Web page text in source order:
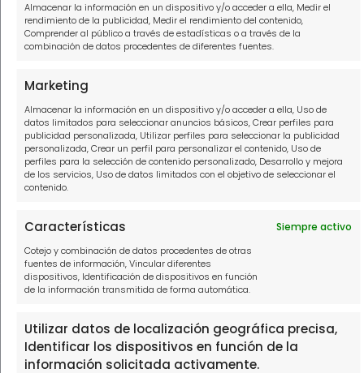
Almacenar la información en un dispositivo y/o acceder a ella, Medir el
rendimiento de la publicidad, Medir el rendimiento del contenido,
Comprender al público a través de estadísticas o a través de la
combinación de datos procedentes de diferentes fuentes.
Marketing
Almacenar la información en un dispositivo y/o acceder a ella, Uso de
datos limitados para seleccionar anuncios básicos, Crear perfiles para
publicidad personalizada, Utilizar perfiles para seleccionar la publicidad
personalizada, Crear un perfil para personalizar el contenido, Uso de
perfiles para la selección de contenido personalizado, Desarrollo y mejora
de los servicios, Uso de datos limitados con el objetivo de seleccionar el
contenido.
Características Siempre activo
Cotejo y combinación de datos procedentes de otras
fuentes de información, Vincular diferentes
dispositivos, Identificación de dispositivos en función
de la información transmitida de forma automática.
Utilizar datos de localización geográfica precisa,
Identificar los dispositivos en función de la
información solicitada activamente.
Política de privacidad
Política de cookies
Contacto
910916445
hola@solucionamideuda.es
WhatsApp
DE LA CASTELLANA 111, 1º, 28046 MADRID, con N.I.F. B88473533,
inscrita en el Registro Mercantil de Madrid, en el Tomo 39602,
Folio 137, Hoja 702905.